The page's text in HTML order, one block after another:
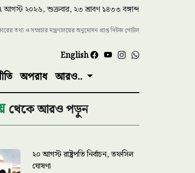
আগস্ট ২০২৬, শুক্রবার, ২৩ শ্রাবণ ১৪৩৩ বঙ্গাব্দ
তথ্য ও সম্প্রচার মন্ত্রণালয়ের অনুমোদন প্রাপ্ত নিউজ পোর্টাল
English
অপরাধ আরও..
থেকে আরও পড়ুন
২০ আগস্ট রাষ্ট্রপতি নির্বাচন, তফসিল
ঘোষণা